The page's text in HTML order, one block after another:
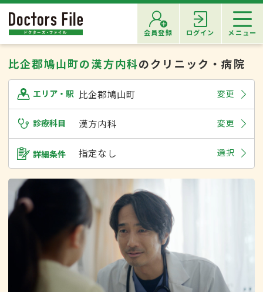
会員登録 ログイン メニュー
比企郡鳩山町の漢方内科のクリニック・病院
エリア・駅 比企郡鳩山町 変更
診療科目 漢方内科 変更
詳細条件 指定なし 選択